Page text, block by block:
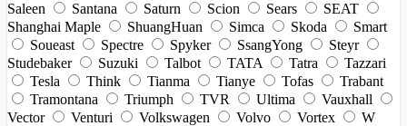
Saleen
Santana Saturn Scion Sears
SEAT
Shanghai Maple
ShuangHuan Simca Skoda
Smart
Soueast
Spectre Spyker SsangYong
Steyr
Studebaker
Suzuki Talbot TATA Tatra
Tazzari
Tesla
Think Tianma Tianye Tofas
Trabant
Tramontana
Triumph TVR Ultima
Vauxhall
Vector
Venturi Volkswagen Volvo Vortex
W